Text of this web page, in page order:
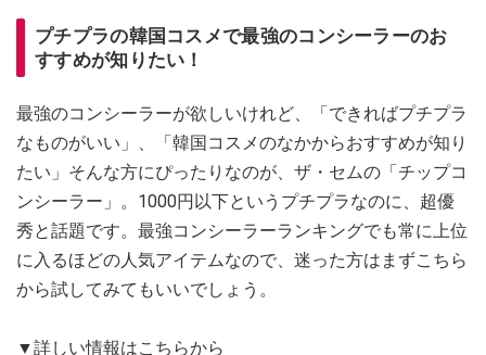
プチプラの韓国コスメで最強のコンシーラーのお
すすめが知りたい！
最強のコンシーラーが欲しいけれど、「できればプチプラ
なものがいい」、「韓国コスメのなかからおすすめが知り
たい」そんな方にぴったりなのが、ザ・セムの「チップコ
ンシーラー」。1000円以下というプチプラなのに、超優
秀と話題です。最強コンシーラーランキングでも常に上位
に入るほどの人気アイテムなので、迷った方はまずこちら
から試してみてもいいでしょう。
▼詳しい情報はこちらから